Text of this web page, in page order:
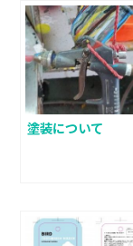
塗装について